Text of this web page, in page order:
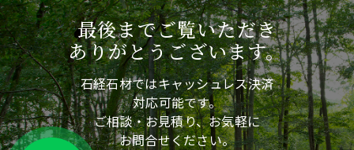
最後までご覧いただき
ありがとうございます。
石経石材ではキャッシュレス決済
対応可能です。
ご相談・お見積り、お気軽に
お問合せください。